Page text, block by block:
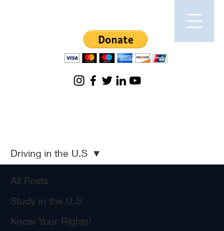
All Posts
Study in the U.S
Know Your Rights!
Driving in the U.S